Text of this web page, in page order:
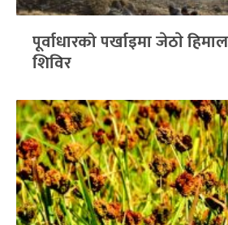
पूर्वाधारको पर्खाइमा जेठाे
शिविर